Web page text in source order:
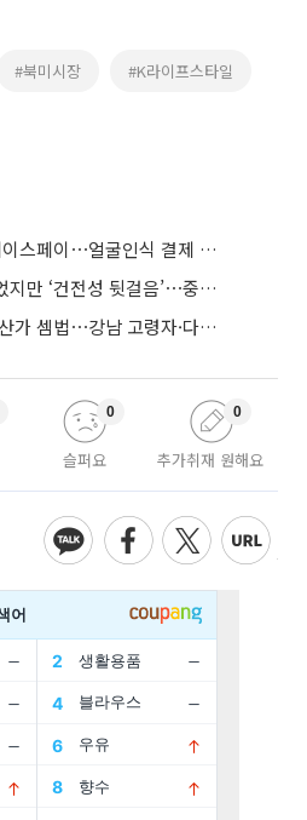
#북미시장 #K라이프스타일
가입 문턱 낮추는 토스 페이스페이⋯얼굴인식 결제 확산 속도낸다
5대 은행, 상반기 9조 벌었지만 ‘건전성 뒷걸음’⋯중기대출 문턱 높아지나
세제 개편에 복잡해진 자산가 셈법⋯강남 고령자·다주택자 ‘자산재편 고심’
슬퍼요
0
추가취재 원해요
0